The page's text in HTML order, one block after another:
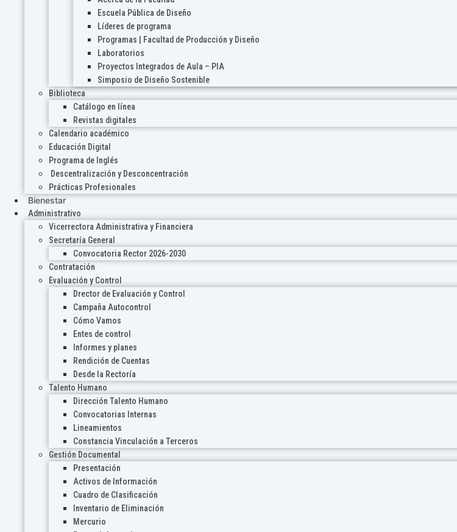
Escuela Pública de Diseño
Líderes de programa
Programas | Facultad de Producción y Diseño
Laboratorios
Proyectos Integrados de Aula – PIA
Simposio de Diseño Sostenible
Biblioteca
Catálogo en línea
Revistas digitales
Calendario académico
Educación Digital
Programa de Inglés
Descentralización y Desconcentración
Prácticas Profesionales
Bienestar
Administrativo
Vicerrectora Administrativa y Financiera
Secretaría General
Convocatoria Rector 2026-2030
Contratación
Evaluación y Control
Drector de Evaluación y Control
Campaña Autocontrol
Cómo Vamos
Entes de control
Informes y planes
Rendición de Cuentas
Desde la Rectoría
Talento Humano
Dirección Talento Humano
Convocatorias Internas
Lineamientos
Constancia Vinculación a Terceros
Gestión Documental
Presentación
Activos de Información
Cuadro de Clasificación
Inventario de Eliminación
Mercurio